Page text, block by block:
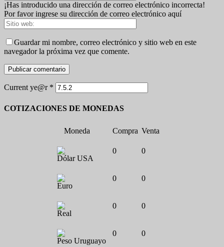
¡Has introducido una dirección de correo electrónico incorrecta!
Por favor ingrese su dirección de correo electrónico aquí
Guardar mi nombre, correo electrónico y sitio web en este
navegador la próxima vez que comente.
Current ye@r *
COTIZACIONES DE MONEDAS
Moneda Compra Venta
Dólar USA
0 0
Euro
0 0
Real
0 0
Peso Uruguayo
0 0